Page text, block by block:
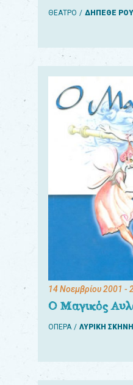
ΘΕΑΤΡΟ ΔΗΠΕΘΕ
14 Νοεμβρίου 2001 -
Ο Μαγικός
ΟΠΕΡΑ ΛΥΡΙΚΗ ΣΚΗΝΗ